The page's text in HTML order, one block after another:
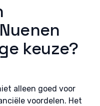
keuze?
alleen goed voor
voordelen. Het